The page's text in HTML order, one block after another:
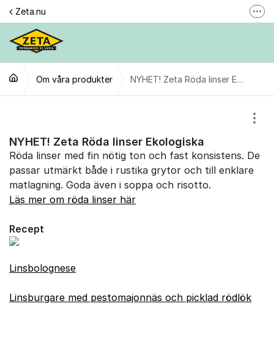
Hoppa till innehåll
Zeta.nu
Följ @zeta
Personuppgiftspolicy
Om våra produkter NYHET! Zeta Röda linser Ekologiska
NYHET! Zeta Röda linser Ekologiska
Röda linser med fin nötig ton och fast konsistens. De
passar utmärkt både i rustika grytor och till enklare
matlagning. Goda även i soppa och risotto.
Läs mer om röda linser här
Recept
Linsbolognese
Linsburgare med pestomajonnäs och picklad rödlök